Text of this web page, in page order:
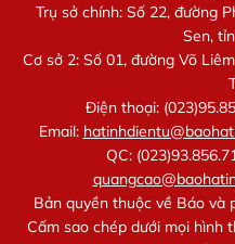
Trụ sở chính: Số 22, đường
Sen,
Cơ sở 2: Số 01, đường Võ
Điện thoại:
Email:
QC:
Bản quyền thuộc về Báo và
Cấm sao chép dưới mọi hình